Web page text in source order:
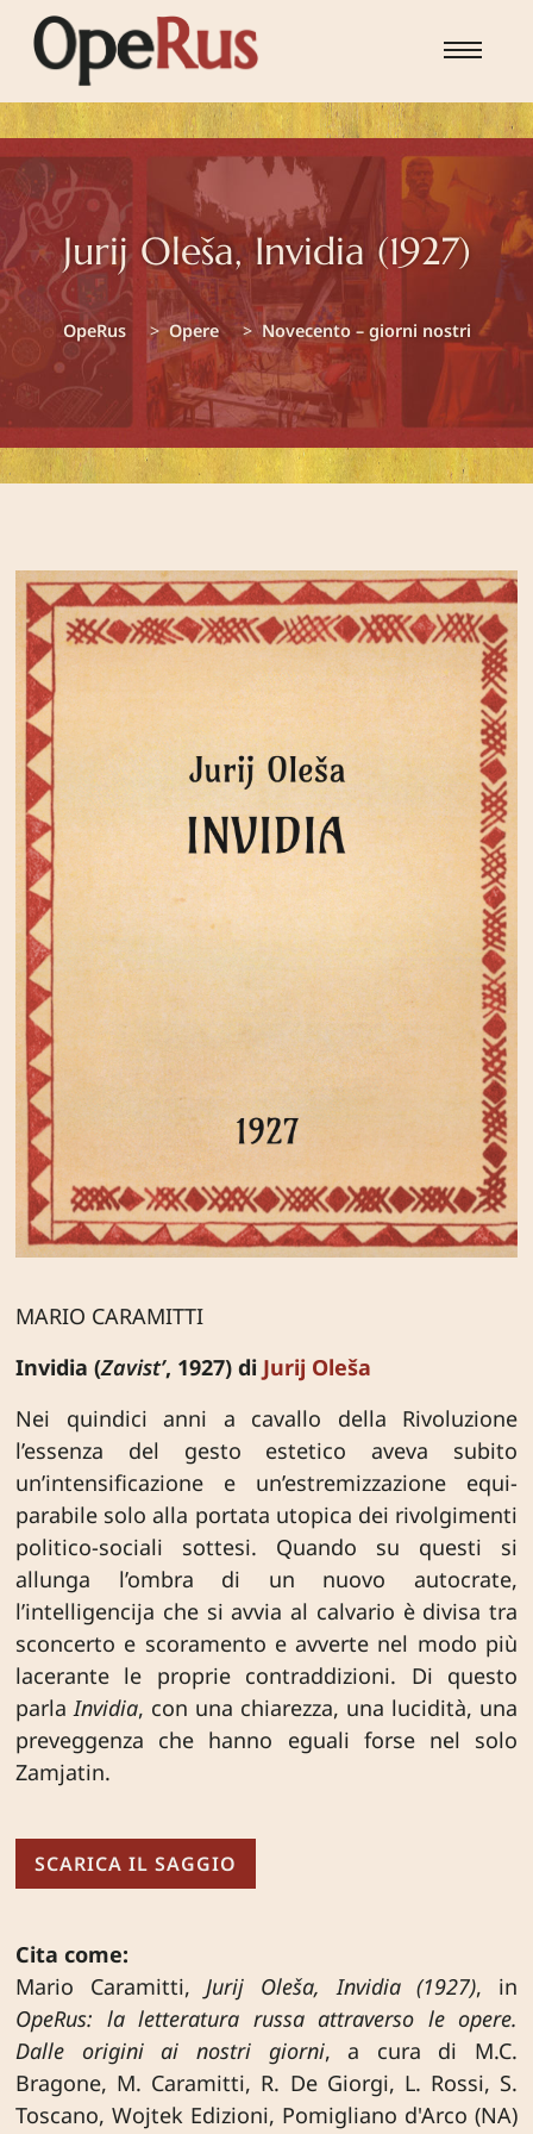
Skip to main content
You are here:
Jurij Oleša, Invidia (1927)
OpeRus Opere Novecento – giorni nostri
MARIO CARAMITTI
Invidia (Zavist’, 1927) di Jurij Oleša
Nei quindici anni a cavallo della Rivoluzione
l’essenza del gesto estetico aveva subito
un’intensificazione e un’estremizzazione equi­
parabile solo alla portata utopica dei rivolgimenti
politico-sociali sottesi. Quando su questi si
allunga l’ombra di un nuovo autocra­te,
l’intelligencija che si avvia al calvario è divisa tra
sconcerto e scoramento e avverte nel modo più
lacerante le proprie contrad­dizioni. Di questo
parlaInvidia, con una chiarezza, una lucidità, una
preveggenza che hanno eguali forse nel solo
Zamjatin.
SCARICA IL SAGGIO
Cita come:
Mario Caramitti, Jurij Oleša, Invidia (1927), in
OpeRus: la letteratura russa attraverso le opere.
Dalle origini ai nostri giorni, a cura di M.C.
Bragone, M. Caramitti, R. De Giorgi, L. Rossi, S.
Toscano, Wojtek Edizioni, Pomigliano d'Arco (NA)